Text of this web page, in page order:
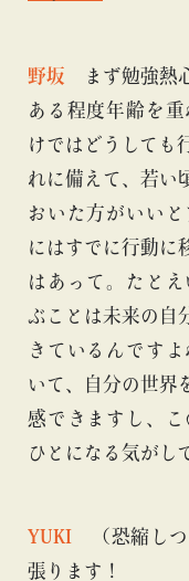
野坂 まず勉強熱
ある程度年齢を
けではどうしても
れに備えて、若い
おいた方がいい
にはすでに行動に
はあって。たと
ぶことは未来の自
きているんです
いて、自分の世界
感できますし、
ひとになる気がし
YUKI （恐縮しつ
張ります！